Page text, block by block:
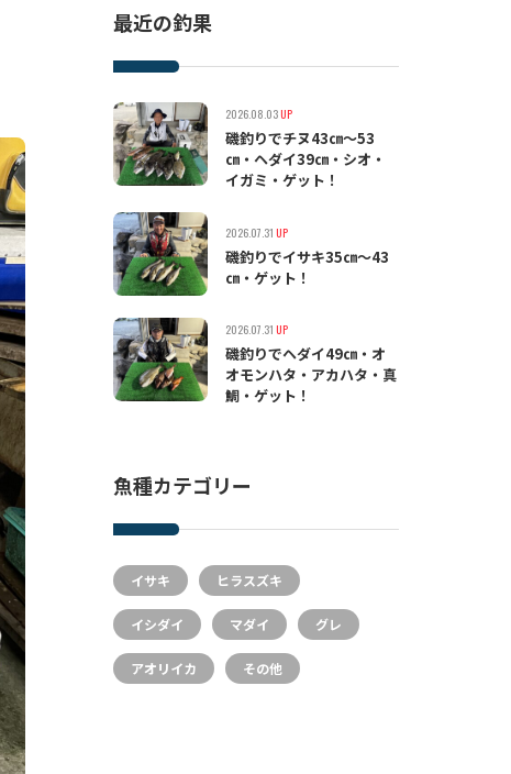
最近の釣果
2026.08.03UP
磯釣りでチヌ43㎝〜53
㎝・ヘダイ39㎝・シオ・
イガミ・ゲット！
2026.07.31 UP
磯釣りでイサキ35㎝〜43
㎝・ゲット！
2026.07.31 UP
磯釣りでヘダイ49㎝・オ
オモンハタ・アカハタ・真
鯛・ゲット！
魚種カテゴリー
イサキ ヒラスズキ
イシダイ マダイ グレ
アオリイカ その他